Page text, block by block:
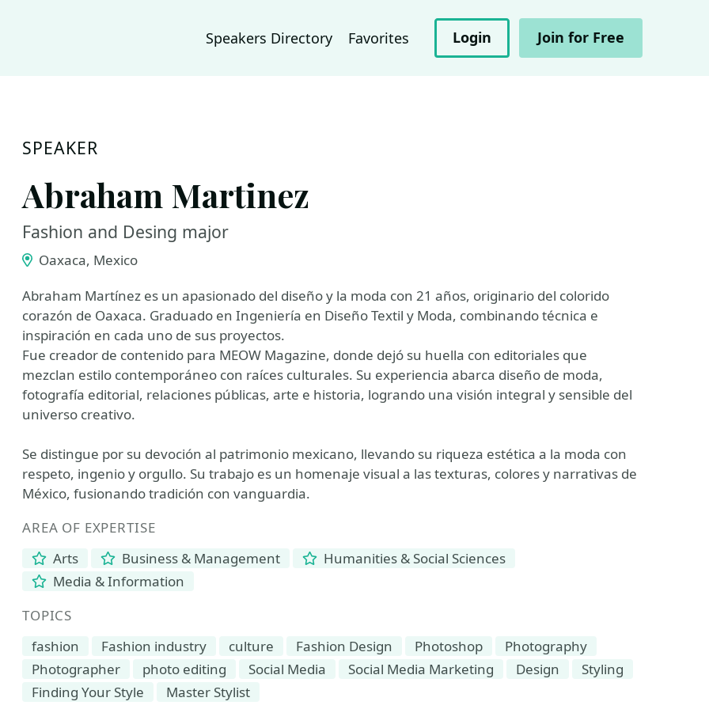
Speakers Directory Favorites Login Join for Free
SPEAKER
Abraham Martinez
Fashion and Desing major
Oaxaca, Mexico
Abraham Martínez es un apasionado del diseño y la moda con 21 años, originario del colorido
corazón de Oaxaca. Graduado en Ingeniería en Diseño Textil y Moda, combinando técnica e
inspiración en cada uno de sus proyectos.
Fue creador de contenido para MEOW Magazine, donde dejó su huella con editoriales que
mezclan estilo contemporáneo con raíces culturales. Su experiencia abarca diseño de moda,
fotografía editorial, relaciones públicas, arte e historia, logrando una visión integral y sensible del
universo creativo.
Se distingue por su devoción al patrimonio mexicano, llevando su riqueza estética a la moda con
respeto, ingenio y orgullo. Su trabajo es un homenaje visual a las texturas, colores y narrativas de
México, fusionando tradición con vanguardia.
AREA OF EXPERTISE
Arts
Business & Management
Humanities & Social Sciences
Media & Information
TOPICS
fashion
Fashion industry culture Fashion Design Photoshop
Photography
Photographer
photo editing Social Media Social Media Marketing Design
Styling
Finding Your Style
Master Stylist